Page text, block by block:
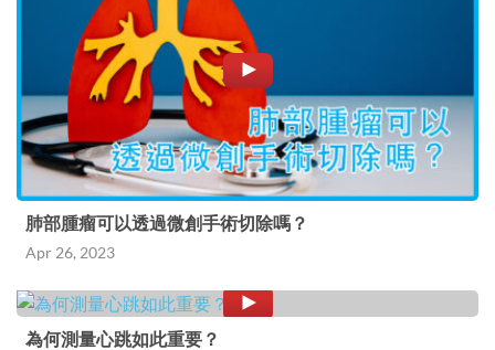
肺部腫瘤可以透過微創手術切除嗎？
Apr 26, 2023
為何測量心跳如此重要？